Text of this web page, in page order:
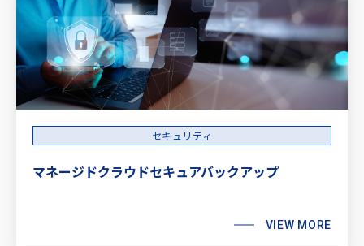
セキュリティ
マネージドクラウドセキュアバックアップ
VIEW MORE